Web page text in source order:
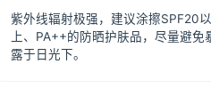
紫外线辐射极强，建议涂擦SPF20以
上、PA++的防晒护肤品，尽量避免
露于日光下。